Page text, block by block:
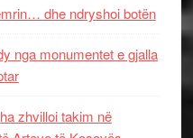
dhe ndryshoi botën
nga monumentet e gjalla
zhvilloi takim në